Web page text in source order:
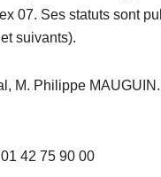
07. Ses statuts sont
suivants).
M. Philippe MAUGUIN.
42 75 90 00